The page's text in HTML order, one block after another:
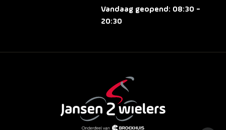
Vandaag geopend: 08:30 -
20:30